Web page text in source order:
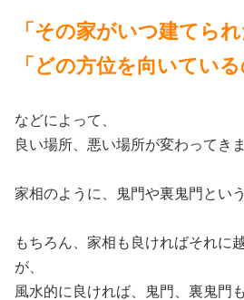
「その家がいつ建てられ
「どの方位を向いている
などによって、
良い場所、悪い場所が変わってきま
家相のように、鬼門や裏鬼門とい
もちろん、家相も良ければそれに
が、
風水的に良ければ、鬼門、裏鬼門